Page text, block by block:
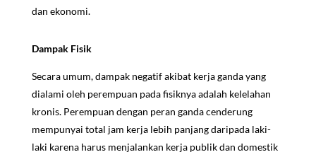
dan ekonomi.
Dampak Fisik
Secara umum, dampak negatif akibat kerja ganda yang
dialami oleh perempuan pada fisiknya adalah kelelahan
kronis. Perempuan dengan peran ganda cenderung
mempunyai total jam kerja lebih panjang daripada laki-
laki karena harus menjalankan kerja publik dan domestik